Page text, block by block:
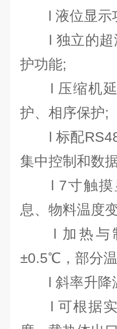
l 液位显示
l 独立的超
护功能;
l 压缩机延
护、相序保护;
l 标配
集中控制和数
l 7寸触摸显
息、物料温度
l 加热与制
±0.5℃，部分
l 斜率升降温
l 可根据实